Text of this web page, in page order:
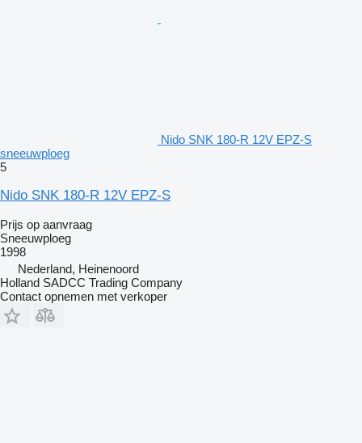
Nido SNK 180-R 12V EPZ-S
sneeuwploeg
5
Nido SNK 180-R 12V EPZ-S
Prijs op aanvraag
Sneeuwploeg
1998
Nederland, Heinenoord
Holland SADCC Trading Company
Contact opnemen met verkoper